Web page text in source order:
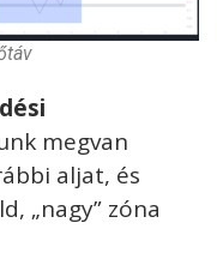
megvan
aljat, és
„nagy” zóna